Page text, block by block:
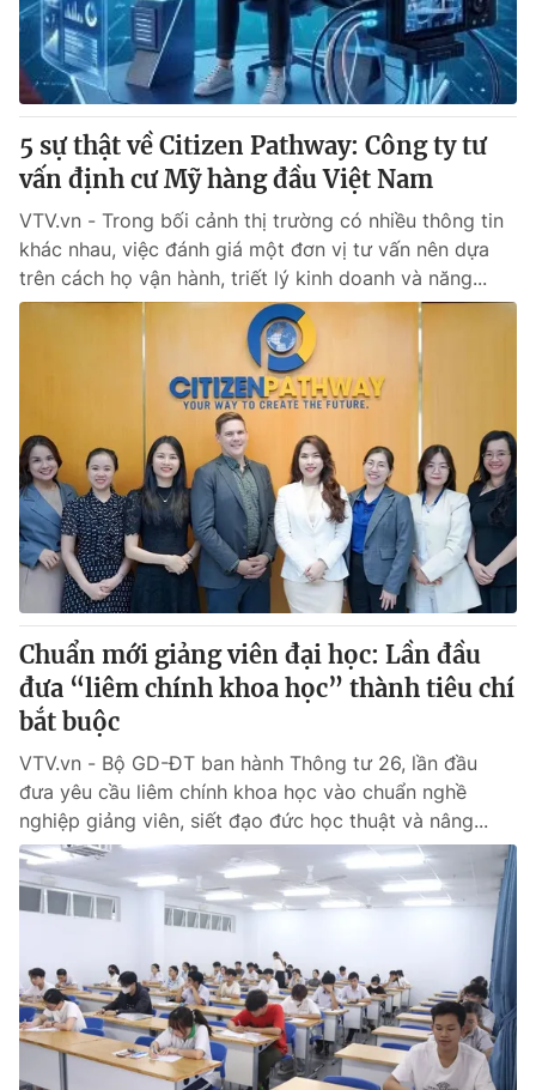
Sản phẩm
Thị trường
Tư vấn
Lịch phát sóng
Chuyên mục khác
Emagazine Podcast
Photo Infographic
Shorts video
VTV Thể thao
VTV Sức khoẻ Bất động sản
Thị trường 24h Tấm lòng Việt
VTV4 Vươn mình bằng AI
VTV9 VTV8
Liên hệ tòa soạn
THỜI BÁO VTV
Cơ quan chủ quản:Đài Truyền hình Việt Nam
Cơ quan báo chí:Thời báo VTV
Giấy phép hoạt động báo in và báo điện tử số 483/GP-BTTTT
5 sự thật về Citizen Pathway: Công ty tư
vấn định cư Mỹ hàng đầu Việt Nam
VTV.vn - Trong bối cảnh thị trường có nhiều thông tin
khác nhau, việc đánh giá một đơn vị tư vấn nên dựa
trên cách họ vận hành, triết lý kinh doanh và năng...
Chuẩn mới giảng viên đại học: Lần đầu
đưa “liêm chính khoa học” thành tiêu chí
bắt buộc
VTV.vn - Bộ GD-ĐT ban hành Thông tư 26, lần đầu
đưa yêu cầu liêm chính khoa học vào chuẩn nghề
nghiệp giảng viên, siết đạo đức học thuật và nâng...